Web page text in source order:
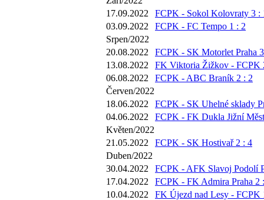
17.09.2022
FCPK - Sokol Kolovraty 3 :
03.09.2022
FCPK - FC Tempo 1 : 2
Srpen/2022
20.08.2022
FCPK - SK Motorlet Praha
13.08.2022
FK Viktoria Žižkov - FCPK
06.08.2022
FCPK - ABC Braník 2 : 2
Červen/2022
18.06.2022
FCPK - SK Uhelné sklady
04.06.2022
FCPK - FK Dukla Jižní
Květen/2022
21.05.2022
FCPK - SK Hostivař 2 : 4
Duben/2022
30.04.2022
FCPK - AFK Slavoj Podolí
17.04.2022
FCPK - FK Admira Praha 2
10.04.2022
FK Újezd nad Lesy - FCPK